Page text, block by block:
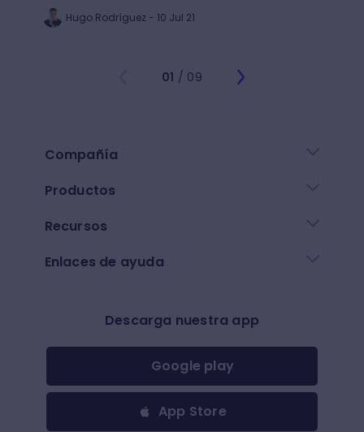
Hugo Rodríguez - 10 Jul 21
01 / 09
Compañía
Productos
Recursos
Enlaces de ayuda
Descarga nuestra app
Google play
App Store